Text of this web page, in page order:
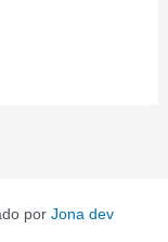
por Jona dev